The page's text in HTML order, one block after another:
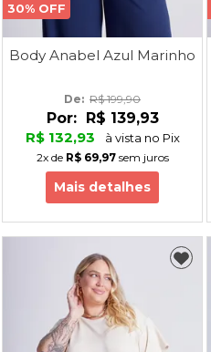
30% OFF
Body Anabel Azul Marinho
De: R$ 199,90
Por:
R$ 139,93
R$ 132,93
à vista no Pix
2xde R$ 69,97sem juros
Mais detalhes